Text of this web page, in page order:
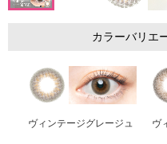
カラーバリエ
ヴィンテージグレージュ ヴ